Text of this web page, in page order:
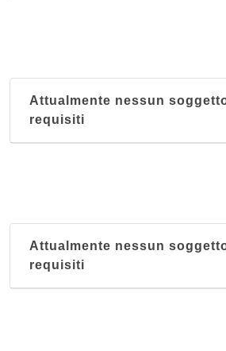
Attualmente nessun
requisiti
Attualmente nessun
requisiti